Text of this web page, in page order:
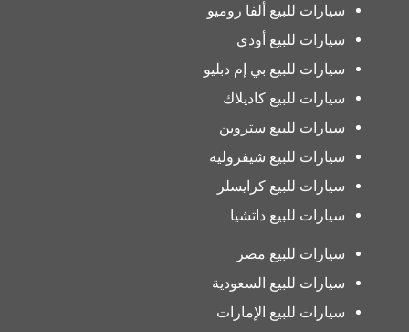
سيارات للبيع ألفا روميو
سيارات للبيع أودي
سيارات للبيع بي إم دبليو
سيارات للبيع كاديلاك
سيارات للبيع ستروين
سيارات للبيع شيفروليه
سيارات للبيع كرايسلر
سيارات للبيع داتشيا
سيارات للبيع مصر
سيارات للبيع السعودية
سيارات للبيع الإمارات